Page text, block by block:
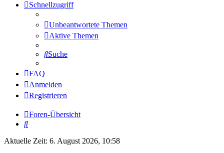
Schnellzugriff
Unbeantwortete Themen
Aktive Themen
Suche
FAQ
Anmelden
Registrieren
Foren-Übersicht
Suche
Aktuelle Zeit: 6. August 2026, 10:58